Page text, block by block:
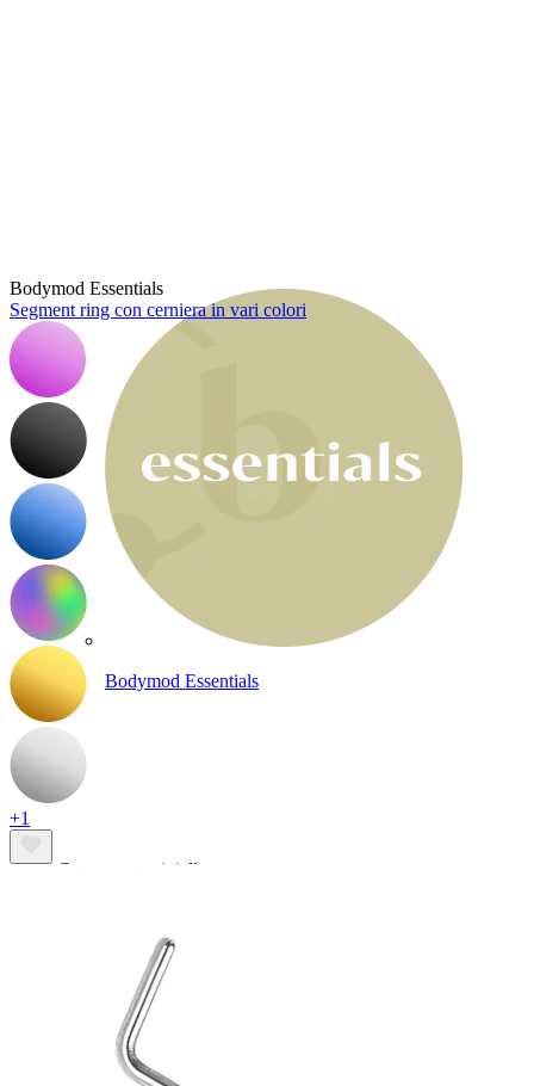
Bodymod Essentials
Compra 4, paga 3
Compra per gioiello
Bodymod Essentials
Segment ring con cerniera in vari colori
+1